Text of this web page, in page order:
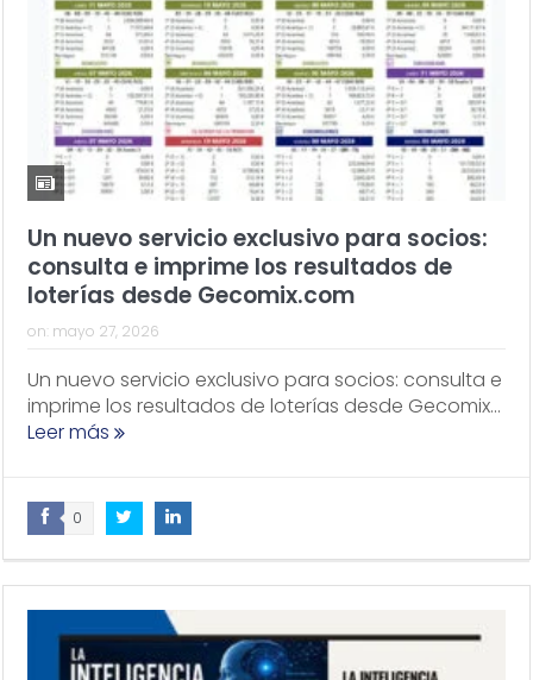
Un nuevo servicio exclusivo para socios:
consulta e imprime los resultados de
loterías desde Gecomix.com
on: mayo 27, 2026
Un nuevo servicio exclusivo para socios: consulta e
imprime los resultados de loterías desde Gecomix...
Leer más
0